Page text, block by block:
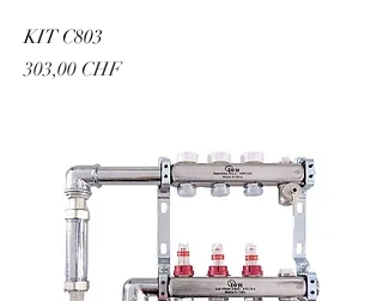
KIT C803
Prix
303,00 CHF